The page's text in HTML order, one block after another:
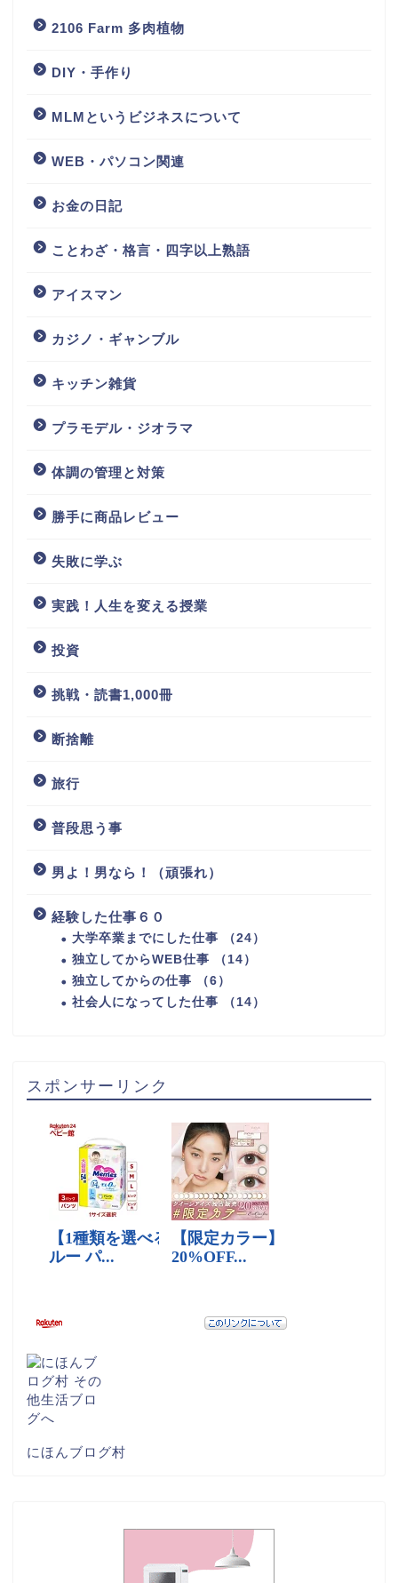
2106 Farm 多肉植物
DIY・手作り
MLMというビジネスについて
WEB・パソコン関連
お金の日記
ことわざ・格言・四字以上熟語
アイスマン
カジノ・ギャンブル
キッチン雑貨
プラモデル・ジオラマ
体調の管理と対策
勝手に商品レビュー
失敗に学ぶ
実践！人生を変える授業
投資
挑戦・読書1,000冊
断捨離
旅行
普段思う事
男よ！男なら！（頑張れ）
経験した仕事６０
大学卒業までにした仕事 （24）
独立してからWEB仕事 （14）
独立してからの仕事 （6）
社会人になってした仕事 （14）
スポンサーリンク
にほんブログ村